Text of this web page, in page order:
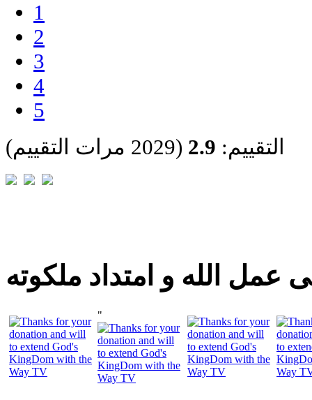
1
2
3
4
5
التقييم: 2.9 (2029 مرات التقييم)
عمل الله و امتداد ملكوته
"